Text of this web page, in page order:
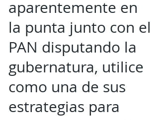
aparentemente en
la punta junto con el
PAN disputando la
gubernatura, utilice
como una de sus
estrategias para